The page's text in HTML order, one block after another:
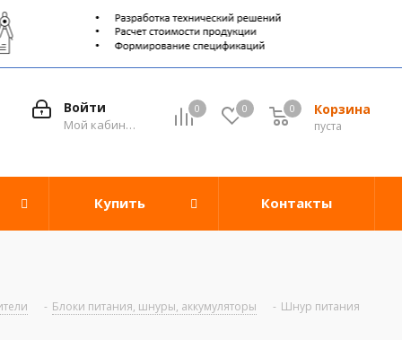
0 0 Корзина
0
пуста
0
Войти
Мой кабинет
Купить Контакты
- Блоки питания, шнуры, аккумуляторы - Шнур питания